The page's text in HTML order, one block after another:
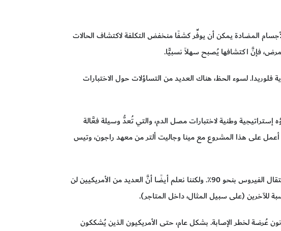
المضادة يمكن أن يوفِّر كشفًا منخفض التكلفة لاكتشاف الحالات
فإنَّ اكتشافها يُصبح سهلاً نسبيًّا.
لسوء الحظ، هناك العديد من التساؤلات حول الاختبارات
إستراتيجية وطنية لاختبارات مصل الدم، والتي تُعدُّ وسيلة فعَّالة
أعمل على هذا المشروع مع مينا وجاليت ألتر من معهد راجون، وتيس
لكن كيف ينبغي لنا استخدام هذه البيانات؟ على سبيل المثال، نحن نعلم أنَّ أقنعة الوجه تقلل من انتقال الفيروس بنحو 90٪. ولكننا نعلم أيضًا أنَّ العديد من الأمريكيين لن
للآخرين (على سبيل المثال، داخل المتاجر).
عُرضة لخطر الإصابة. بشكل عام، حتى الأمريكيون الذين يُشككون